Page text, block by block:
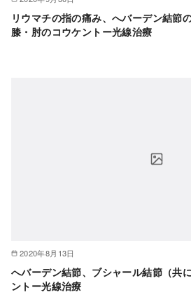
リウマチの指の痛み、へバーデン結節
膝・肘のコウケントー光線治療
2020年8月13日
へバーデン結節、ブシャール結節（共
ントー光線治療